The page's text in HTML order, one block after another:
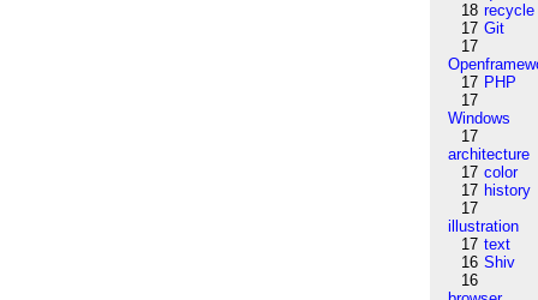
18 recycle
17 Git
17
17 PHP
17
Windows
17
architecture
17 color
17 history
17
illustration
17 text
16 Shiv
16